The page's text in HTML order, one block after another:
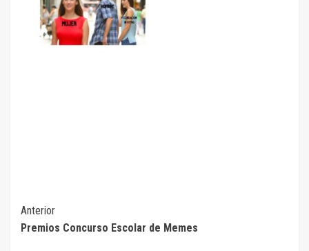
Seguir
leyendo
Anterior
Premios Concurso Escolar de Memes